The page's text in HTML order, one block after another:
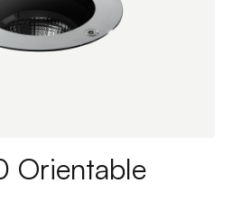
Orientable